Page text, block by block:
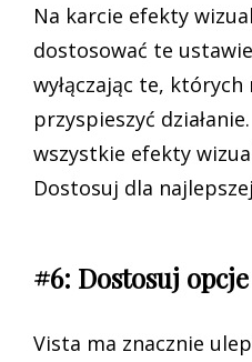
Na karcie efekty
dostosować te
wyłączając te, których
przyspieszyć
wszystkie efekty
Dostosuj dla
#6: Dostosuj
Vista ma znacznie